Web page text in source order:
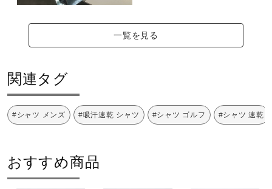
一覧を見る
関連タグ
#シャツ メンズ #吸汗速乾 シャツ #シャツ ゴルフ #シャツ 速乾
おすすめ商品